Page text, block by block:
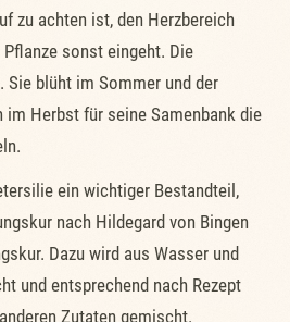
zu achten ist, den Herzbereich
sonst eingeht. Die
blüht im Sommer und der
im Herbst für seine Samenbank die
ein wichtiger Bestandteil,
nach Hildegard von Bingen
Dazu wird aus Wasser und
und entsprechend nach Rezept
Zutaten gemischt.